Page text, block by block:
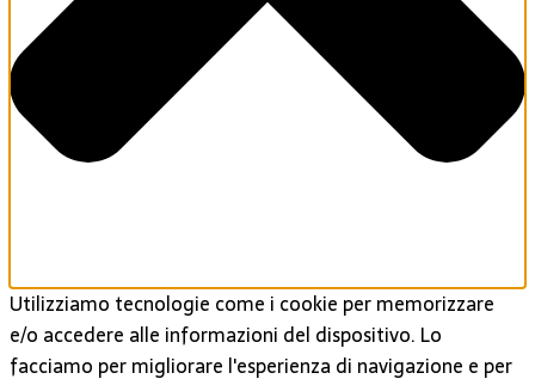
Utilizziamo tecnologie come i cookie per memorizzare
e/o accedere alle informazioni del dispositivo. Lo
facciamo per migliorare l'esperienza di navigazione e per